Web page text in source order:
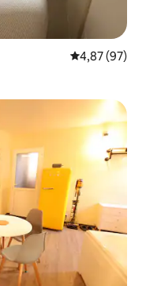
Průměrné
4,87 (97)